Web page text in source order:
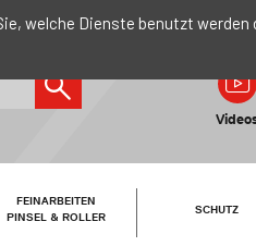
FEINARBEITEN
PINSEL & ROLLER
SCHUTZ
welche Dienste benutzt werden